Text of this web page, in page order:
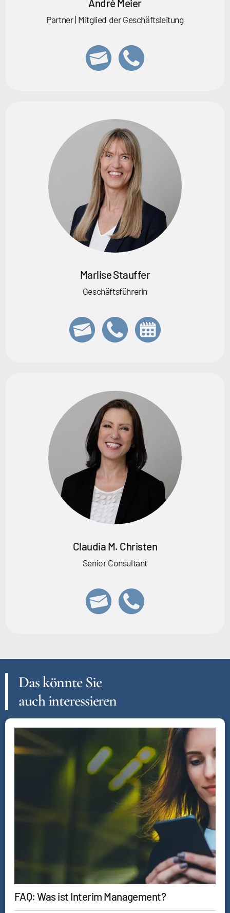
André Meier
Partner | Mitglied der Geschäftsleitung
Marlise Stauffer
Geschäftsführerin
Claudia M. Christen
Senior Consultant
Das könnte Sie
auch interessieren
FAQ: Was ist Interim Management?